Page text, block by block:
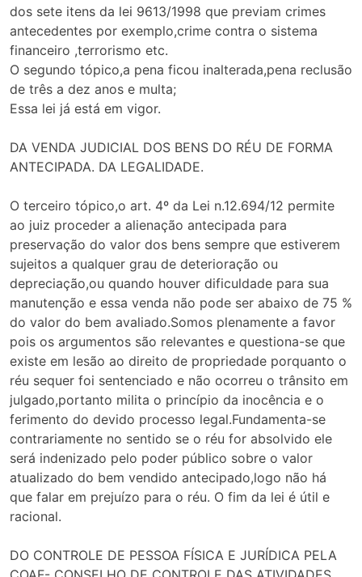
dos sete itens da lei 9613/1998 que previam crimes
antecedentes por exemplo,crime contra o sistema
financeiro ,terrorismo etc.
O segundo tópico,a pena ficou inalterada,pena reclusão
de três a dez anos e multa;
Essa lei já está em vigor.
DA VENDA JUDICIAL DOS BENS DO RÉU DE FORMA
ANTECIPADA. DA LEGALIDADE.
O terceiro tópico,o art. 4º da Lei n.12.694/12 permite
ao juiz proceder a alienação antecipada para
preservação do valor dos bens sempre que estiverem
sujeitos a qualquer grau de deterioração ou
depreciação,ou quando houver dificuldade para sua
manutenção e essa venda não pode ser abaixo de 75 %
do valor do bem avaliado.Somos plenamente a favor
pois os argumentos são relevantes e questiona-se que
existe em lesão ao direito de propriedade porquanto o
réu sequer foi sentenciado e não ocorreu o trânsito em
julgado,portanto milita o princípio da inocência e o
ferimento do devido processo legal.Fundamenta-se
contrariamente no sentido se o réu for absolvido ele
será indenizado pelo poder público sobre o valor
atualizado do bem vendido antecipado,logo não há
que falar em prejuízo para o réu. O fim da lei é útil e
racional.
DO CONTROLE DE PESSOA FÍSICA E JURÍDICA PELA